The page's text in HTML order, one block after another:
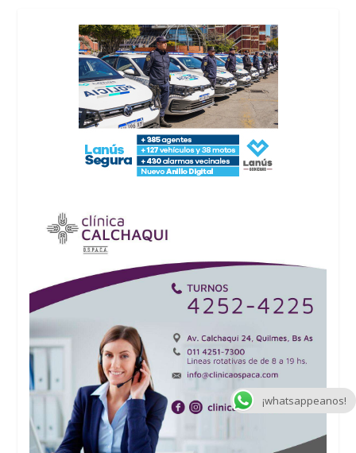
¡whatsappeanos!